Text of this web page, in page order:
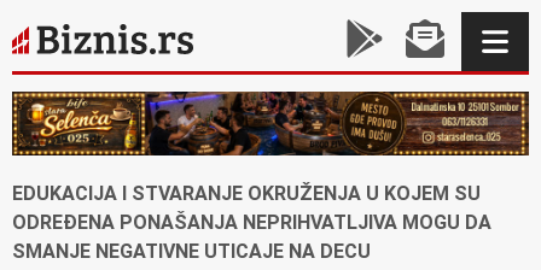
EDUKACIJA I STVARANJE OKRUŽENJA U KOJEM SU
ODREĐENA PONAŠANJA NEPRIHVATLJIVA MOGU DA
SMANJE NEGATIVNE UTICAJE NA DECU